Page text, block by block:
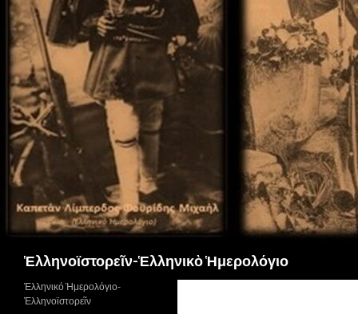
Ἑλληνοϊστορεῖν-Ἑλληνικὸ Ἡμερολόγιο
Ἑλληνικό Ἡμερολόγιο-
Ἑλληνοϊστορεῖν